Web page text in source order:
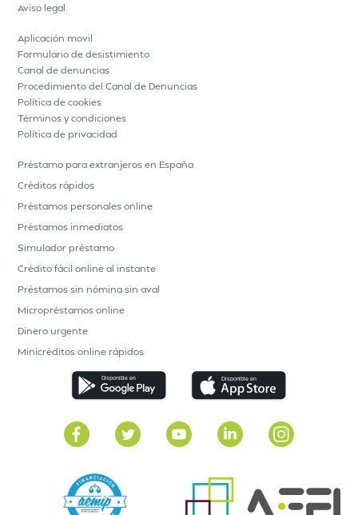
Aviso legal
Aplicación movil
Formulario de desistimiento
Canal de denuncias
Procedimiento del Canal de Denuncias
Política de cookies
Términos y condiciones
Política de privacidad
Préstamo para extranjeros en España
Créditos rápidos
Préstamos personales online
Préstamos inmediatos
Simulador préstamo
Crédito fácil online al instante
Préstamos sin nómina sin aval
Micropréstamos online
Dinero urgente
Minicréditos online rápidos